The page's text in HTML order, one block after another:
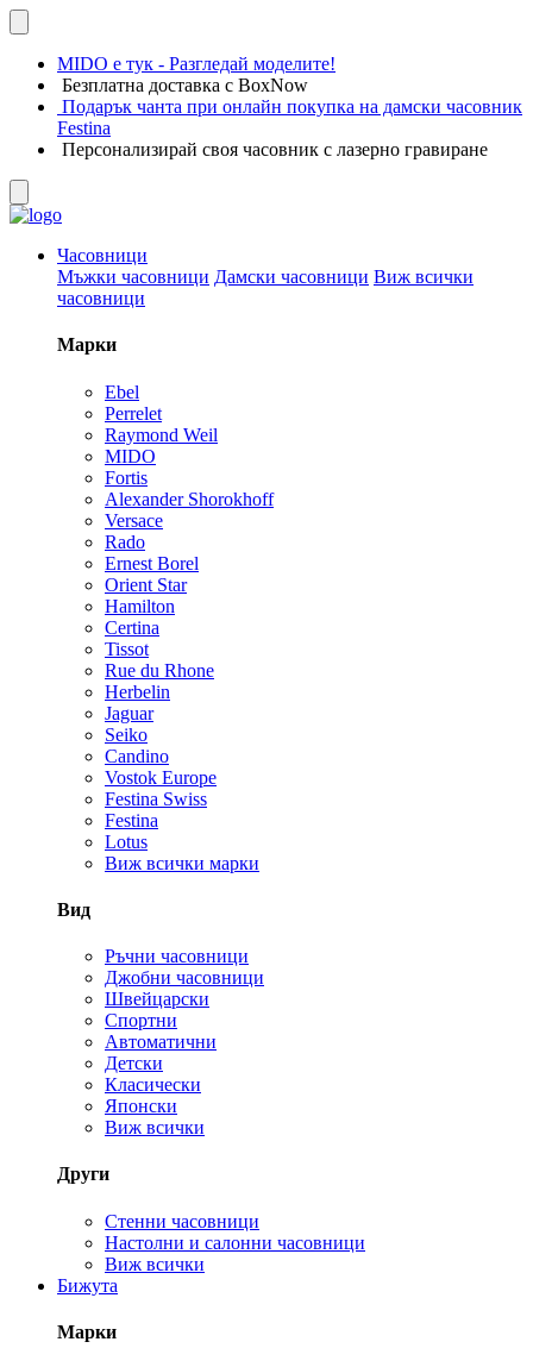
MIDO е тук - Разгледай моделите!
Безплатна доставка с BoxNow
Подарък чанта при онлайн покупка на дамски часовник
Festina
Персонализирай своя часовник с лазерно гравиране
Часовници
Мъжки часовници Дамски часовници Виж всички
часовници
Марки
Ebel
Perrelet
Raymond Weil
MIDO
Fortis
Alexander Shorokhoff
Versace
Rado
Ernest Borel
Orient Star
Hamilton
Certina
Tissot
Rue du Rhone
Herbelin
Jaguar
Seiko
Candino
Vostok Europe
Festina Swiss
Festina
Lotus
Виж всички марки
Вид
Ръчни часовници
Джобни часовници
Швейцарски
Спортни
Автоматични
Детски
Класически
Японски
Виж всички
Други
Стенни часовници
Настолни и салонни часовници
Виж всички
Бижута
Марки